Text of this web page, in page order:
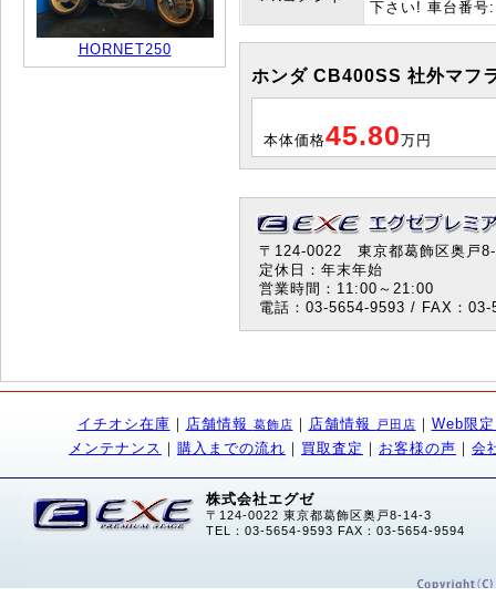
HORNET250
下さい! 車台番号
ホンダ CB400SS 社外マフ
本体価格45.80万円
〒124-0022 東京都葛飾区奥戸
定休日：年末年始
営業時間：11:00～21:00
電話：03-5654-9593 / FAX：03-
イチオシ在庫 ｜ 店舗情報 葛飾店 ｜ 店舗情報 戸田店 ｜ Web限
メンテナンス ｜ 購入までの流れ ｜ 買取査定 ｜ お客様の声 ｜ 会
株式会社エグゼ
〒124-0022 東京都葛飾区奥戸8-14-3
TEL：03-5654-9593 FAX：03-5654-9594